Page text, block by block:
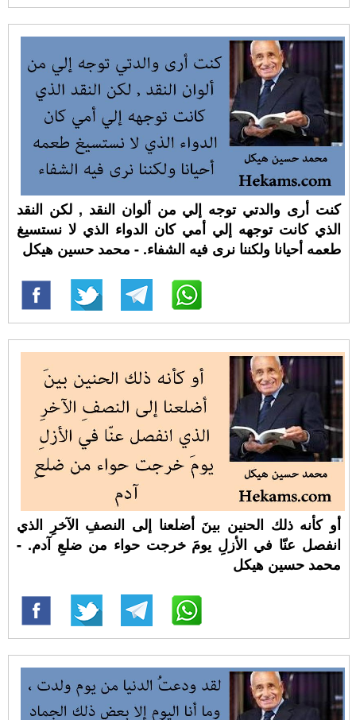
كنت أرى والدتي توجه إلي من ألوان النقد , لكن النقد
الذي كانت توجهه إلي أمي كان الدواء الذي لا نستسيغ
طعمه أحيانا ولكننا نرى فيه الشفاء. - محمد حسين هيكل
أو كأنه ذلك الحنين بينَ أضلعنا إلى النصفِ الآخرِ الذي
انفصل عنّا في الأزلِ يومَ خرجت حواء من ضلعِ آدم. -
محمد حسين هيكل